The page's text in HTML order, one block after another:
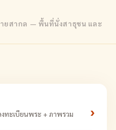
ยสากล — พื้นที่นั่งสาธุชน และ
ทะเบียนพระ + ภาพรวม
›